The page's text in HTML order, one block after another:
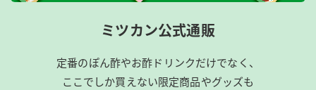
ミツカン公式通販
定番のぽん酢やお酢ドリンクだけでなく、
ここでしか買えない限定商品やグッズも